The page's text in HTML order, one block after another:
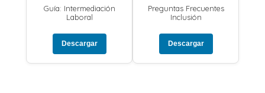
Guía: Intermediación
Laboral
Descargar
Preguntas Frecuentes
Inclusión
Descargar